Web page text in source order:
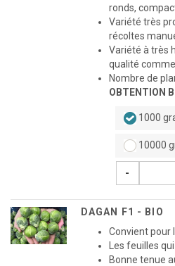
ronds,
Variété très
récoltes
Variété à très
qualité
Nombre de
OBTENTION
1000
10000
-
DAGAN F1 - BIO
Convient pour
Les feuilles
Bonne tenue